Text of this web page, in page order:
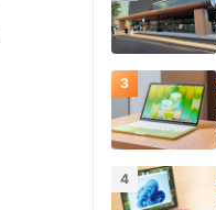
3
4